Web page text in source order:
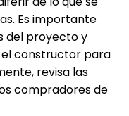
Es importante
del proyecto y
constructor para
revisa las
compradores de